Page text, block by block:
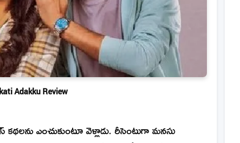
Adakku Review
ఎంచుకుంటూ వెళ్లాడు. రీసెంటుగా మనసు